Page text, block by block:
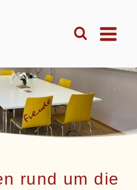
rund um die